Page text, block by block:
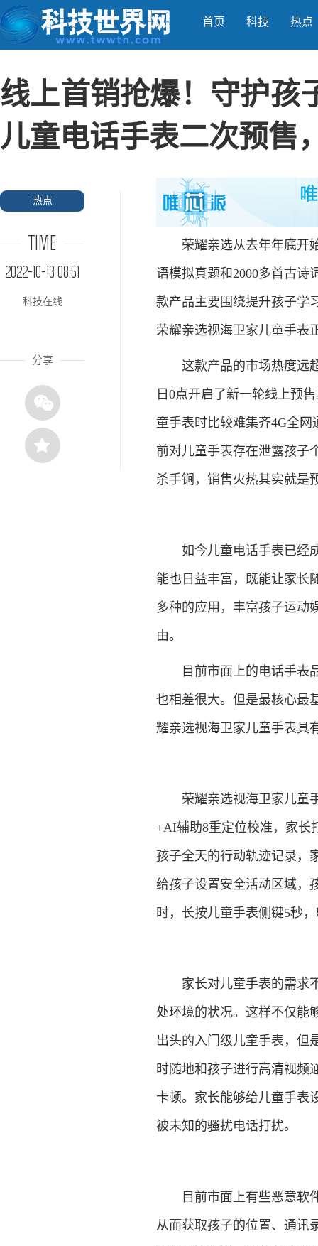
首页 科技 热点
线上首销抢爆！守护孩
儿童电话手表二次预售
热点
TIME
2022-10-13 08:51
科技在线
分享
荣耀亲选从去年年底开始
语模拟真题和2000多首古诗
款产品主要围绕提升孩子
荣耀亲选视海卫家儿童手表
这款产品的市场热度远超
日0点开启了新一轮线上预
童手表时比较难集齐4G全
前对儿童手表存在泄露孩子
杀手锏，销售火热其实就是
如今儿童电话手表已经成
能也日益丰富，既能让家长
多种的应用，丰富孩子运动
由。
目前市面上的电话手表品
也相差很大。但是最核心最
耀亲选视海卫家儿童手表具
荣耀亲选视海卫家儿童手
+AI辅助8重定位校准，家长
孩子全天的行动轨迹记录，
给孩子设置安全活动区域，
时，长按儿童手表侧键5秒
家长对儿童手表的需求不
处环境的状况。这样不仅能
出头的入门级儿童手表，但
时随地和孩子进行高清视频
卡顿。家长能够给儿童手表
被未知的骚扰电话打扰。
目前市面上有些恶意软件
从而获取孩子的位置、通讯